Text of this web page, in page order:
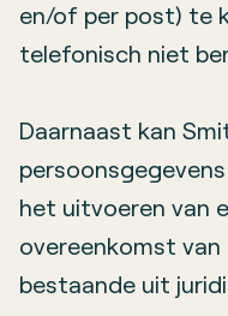
en/of per post) te
telefonisch niet
Daarnaast kan
het uitvoeren van
overeenkomst
bestaande uit